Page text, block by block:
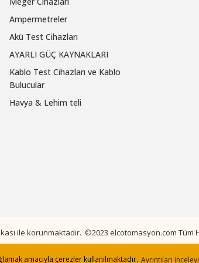
amacıyla çerezler kullanılmaktadır. Ayrıntıları
Ampermetreler
Akü Test Cihazları
AYARLI GÜÇ KAYNAKLARI
Kablo Test Cihazları ve Kablo
Bulucular
Havya & Lehim teli
ile korunmaktadır. ©2023 elcotomasyon.com Tüm